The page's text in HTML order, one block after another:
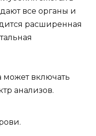
все органы и
расширенная
может включать
анализов.